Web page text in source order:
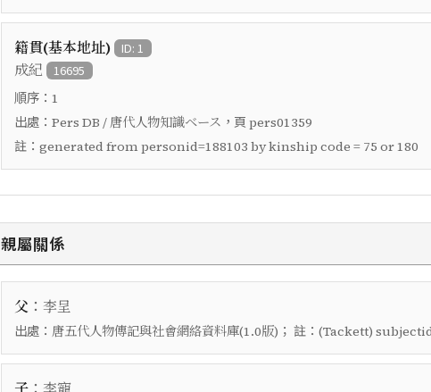
籍貫(基本地址) ID: 1
成紀 16695
順序： 1
出處： Pers DB / 唐代人物知識ベース ，頁 pers01359
註： generated from personid=188103 by kinship code = 75 or 180
親屬關係
父 ： 李呈
出處： 唐五代人物傳記與社會網絡資料庫(1.0版) ； 註： (Tackett)
：